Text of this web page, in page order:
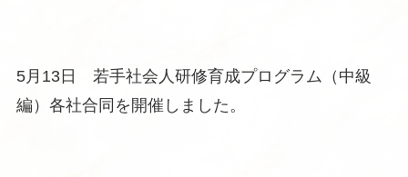
5月13日 若手社会人研修育成プログラム（中級
編）各社合同を開催しました。